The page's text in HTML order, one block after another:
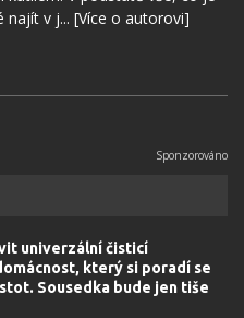
najít v j... [Více o autorovi]
univerzální čisticí
který si poradí se
Sousedka bude jen tiše